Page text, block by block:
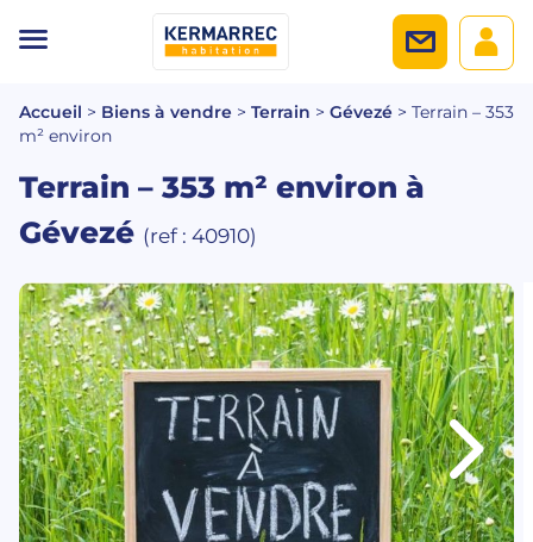
Accueil > Biens à vendre > Terrain > Gévezé > Terrain – 353
m² environ
Terrain – 353 m² environ à
Gévezé (ref : 40910)